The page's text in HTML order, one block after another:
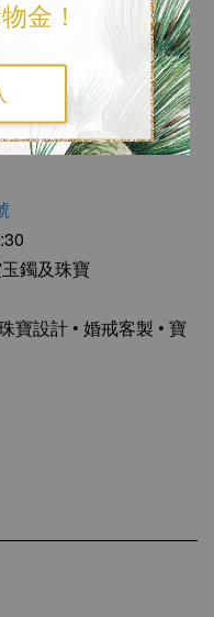
金！
備及防撞措施都會準備
鐲及珠寶
寶設計 • 婚戒客製 • 寶